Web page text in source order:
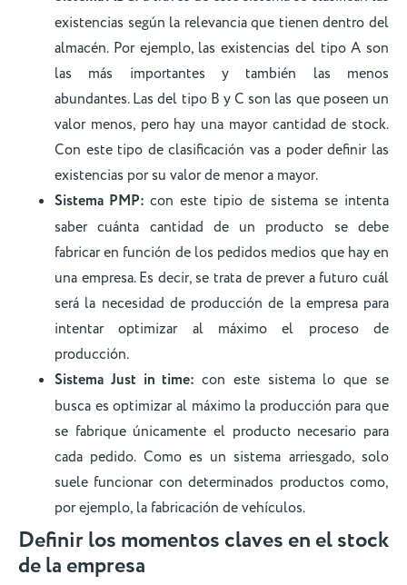
existencias según la relevancia que tienen dentro del
almacén. Por ejemplo, las existencias del tipo A son
las más importantes y también las menos
abundantes. Las del tipo B y C son las que poseen un
valor menos, pero hay una mayor cantidad de stock.
Con este tipo de clasificación vas a poder definir las
existencias por su valor de menor a mayor.
Sistema PMP:con este tipio de sistema se intenta
saber cuánta cantidad de un producto se debe
fabricar en función de los pedidos medios que hay en
una empresa. Es decir, se trata de prever a futuro cuál
será la necesidad de producción de la empresa para
intentar optimizar al máximo el proceso de
producción.
Sistema Just in time:con este sistema lo que se
busca es optimizar al máximo la producción para que
se fabrique únicamente el producto necesario para
cada pedido. Como es un sistema arriesgado, solo
suele funcionar con determinados productos como,
por ejemplo, la fabricación de vehículos.
Definir los momentos claves en el stock
de la empresa